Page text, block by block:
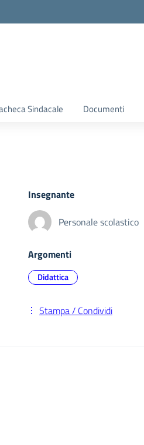
Sindacale Documenti
Insegnante
Personale scolastico
Argomenti
Didattica
Stampa / Condividi